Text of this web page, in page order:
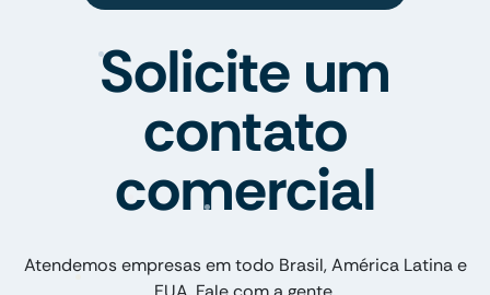
Solicite um
contato
comercial
Atendemos empresas em todo Brasil, América Latina e